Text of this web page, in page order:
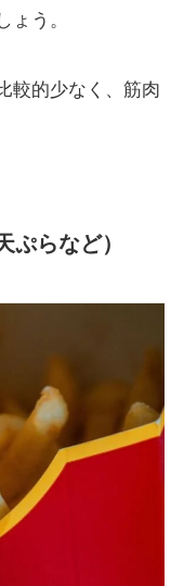
ょう。
較的少なく、筋肉
らなど）